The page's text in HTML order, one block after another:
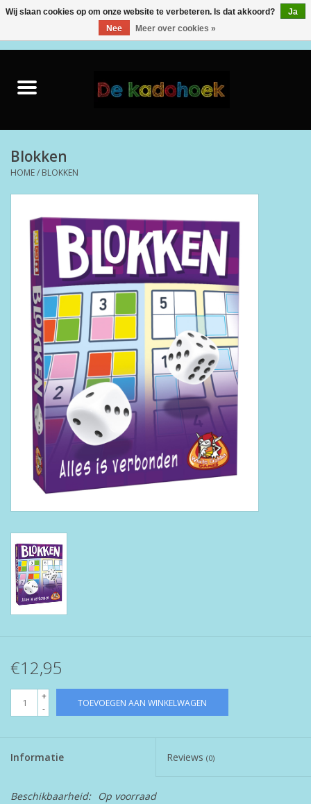
Speelgoed
Creatief
Back to School
Boeken
Puzzels & Spellen
Collectables
Wannahaves
TekstKado
Wens & Postkaarten
Feest
Merken
Blokken
HOME/ BLOKKEN
€12,95
+
-
TOEVOEGEN AAN WINKELWAGEN
Informatie Reviews (0)
Beschikbaarheid: Op voorraad
Wij slaan cookies op om onze website te verbeteren. Is dat akkoord?
Ja
Nee
Meer over cookies »